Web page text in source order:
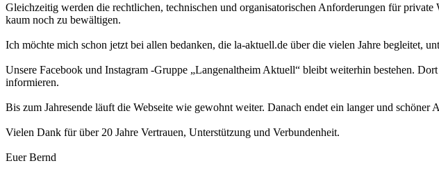
Gleichzeitig werden die rechtlichen, technischen und organisatorischen Anforderungen für
kaum noch zu bewältigen.
Ich möchte mich schon jetzt bei allen bedanken, die la-aktuell.de über die vielen Jahre begleitet,
Unsere Facebook und Instagram -Gruppe „Langenaltheim Aktuell“ bleibt weiterhin bestehen.
informieren.
Bis zum Jahresende läuft die Webseite wie gewohnt weiter. Danach endet ein langer und schöner
Vielen Dank für über 20 Jahre Vertrauen, Unterstützung und Verbundenheit.
Euer Bernd